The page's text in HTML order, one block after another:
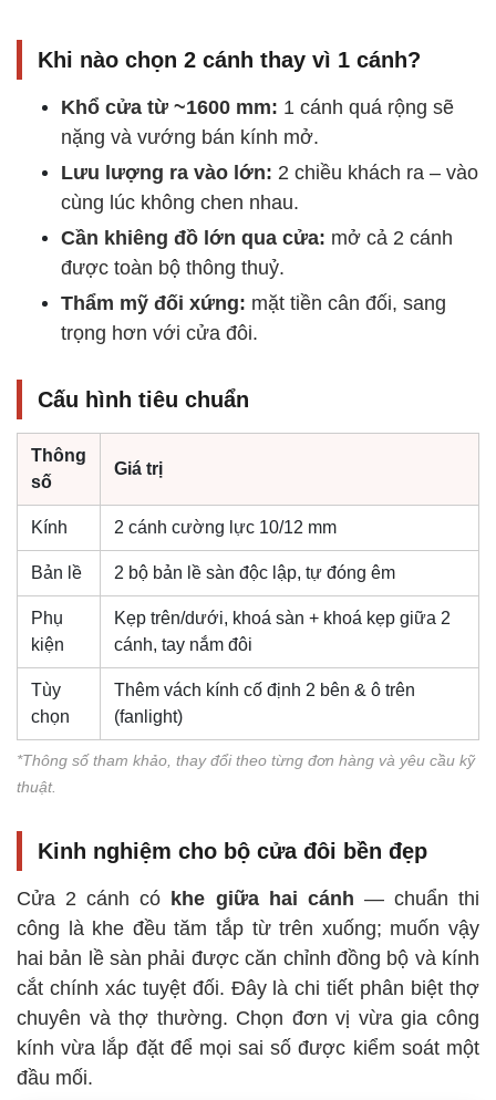
Khi nào chọn 2 cánh thay vì 1 cánh?
Khổ cửa từ ~1600 mm: 1 cánh quá rộng sẽ
nặng và vướng bán kính mở.
Lưu lượng ra vào lớn: 2 chiều khách ra – vào
cùng lúc không chen nhau.
Cần khiêng đồ lớn qua cửa: mở cả 2 cánh
được toàn bộ thông thuỷ.
Thẩm mỹ đối xứng: mặt tiền cân đối, sang
trọng hơn với cửa đôi.
Cấu hình tiêu chuẩn
Thông
số
Giá trị
Kính 2 cánh cường lực 10/12 mm
Bản lề 2 bộ bản lề sàn độc lập, tự đóng êm
Phụ
kiện
Kẹp trên/dưới, khoá sàn + khoá kẹp giữa 2
cánh, tay nắm đôi
Tùy
chọn
Thêm vách kính cố định 2 bên & ô trên
(fanlight)
*Thông số tham khảo, thay đổi theo từng đơn hàng và yêu cầu kỹ
thuật.
Kinh nghiệm cho bộ cửa đôi bền đẹp
Cửa 2 cánh có khe giữa hai cánh — chuẩn thi
công là khe đều tăm tắp từ trên xuống; muốn vậy
hai bản lề sàn phải được căn chỉnh đồng bộ và kính
cắt chính xác tuyệt đối. Đây là chi tiết phân biệt thợ
chuyên và thợ thường. Chọn đơn vị vừa gia công
kính vừa lắp đặt để mọi sai số được kiểm soát một
đầu mối.